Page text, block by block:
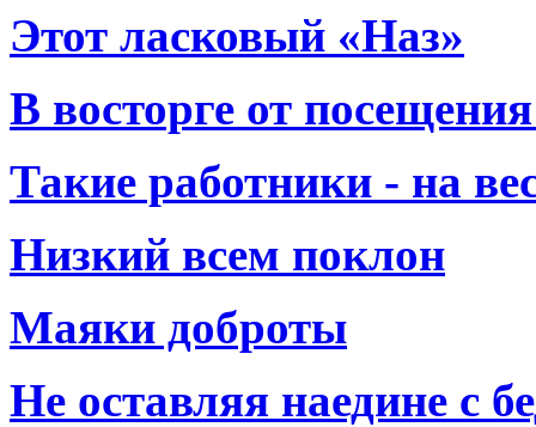
Этот ласковый «Наз»
В восторге от
Такие работники - на
Низкий всем поклон
Маяки доброты
Не оставляя наедине с